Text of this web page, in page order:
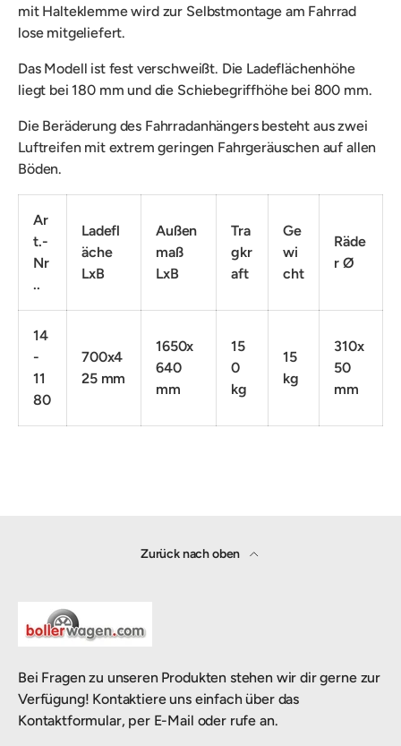
mit Halteklemme wird zur Selbstmontage am Fahrrad
lose mitgeliefert.
Das Modell istfest verschweißt. Die Ladeflächenhöhe
liegt bei 180 mm und die Schiebegriffhöhe bei 800 mm.
Die Beräderung des Fahrradanhängers besteht aus zwei
Luftreifen mit extrem geringen Fahrgeräuschen auf allen
Böden.
Ar
t.-
Nr
..
Ladefl
äche
LxB
Außen
maß
LxB
Tra
gkr
aft
Ge
wi
cht
Räde
r Ø
14
-
11
80
700x4
25 mm
1650x
640
mm
15
0
kg
15
kg
310x
50
mm
Zurück nach oben
Bei Fragen zu unseren Produkten stehen wir dir gerne zur
Verfügung! Kontaktiere uns einfach über das
Kontaktformular, per E-Mail oder rufe an.